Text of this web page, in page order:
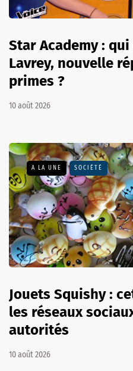
Star Academy :
Lavrey, nouvelle
primes ?
10 août 2026
A LA UNE SOCIÉTÉ
Jouets Squishy :
les réseaux
autorités
10 août 2026